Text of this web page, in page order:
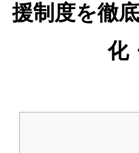
援制度を徹
化